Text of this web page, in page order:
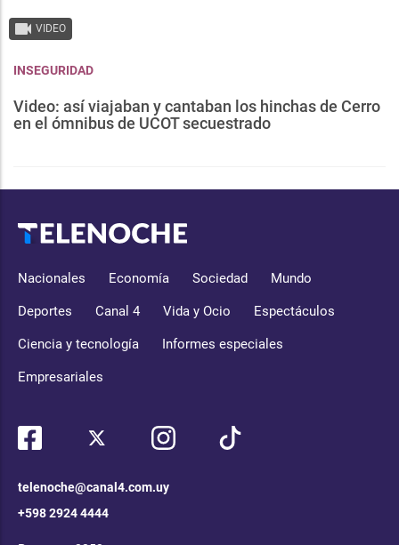
VIDEO
INSEGURIDAD
Video: así viajaban y cantaban los hinchas de Cerro
en el ómnibus de UCOT secuestrado
Nacionales Economía Sociedad Mundo
Deportes Canal 4 Vida y Ocio Espectáculos
Ciencia y tecnología Informes especiales
Empresariales
telenoche@canal4.com.uy
+598 2924 4444